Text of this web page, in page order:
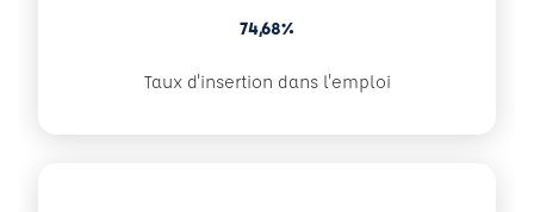
74,68%
Taux d'insertion dans l'emploi